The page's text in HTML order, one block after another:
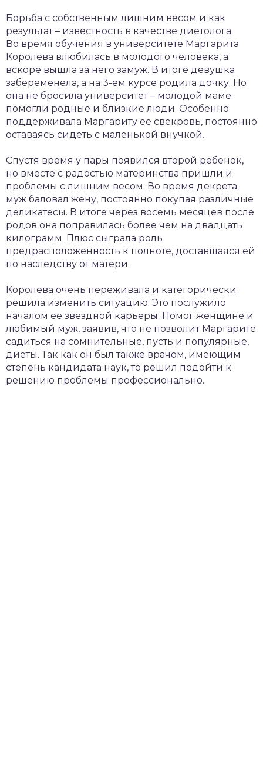
Борьба с собственным лишним весом и как
результат – известность в качестве диетолога
Во время обучения в университете Маргарита
Королева влюбилась в молодого человека, а
вскоре вышла за него замуж. В итоге девушка
забеременела, а на 3-ем курсе родила дочку. Но
она не бросила университет – молодой маме
помогли родные и близкие люди. Особенно
поддерживала Маргариту ее свекровь, постоянно
оставаясь сидеть с маленькой внучкой.
Спустя время у пары появился второй ребенок,
но вместе с радостью материнства пришли и
проблемы с лишним весом. Во время декрета
муж баловал жену, постоянно покупая различные
деликатесы. В итоге через восемь месяцев после
родов она поправилась более чем на двадцать
килограмм. Плюс сыграла роль
предрасположенность к полноте, доставшаяся ей
по наследству от матери.
Королева очень переживала и категорически
решила изменить ситуацию. Это послужило
началом ее звездной карьеры. Помог женщине и
любимый муж, заявив, что не позволит Маргарите
садиться на сомнительные, пусть и популярные,
диеты. Так как он был также врачом, имеющим
степень кандидата наук, то решил подойти к
решению проблемы профессионально.